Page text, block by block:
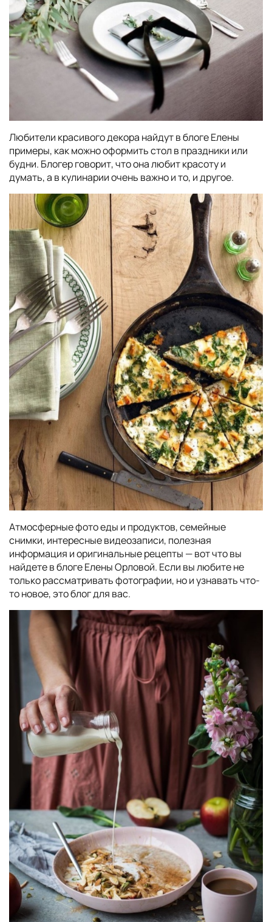
Любители красивого декора найдут в блоге Елены
примеры, как можно оформить стол в праздники или
будни. Блогер говорит, что она любит красоту и
думать, а в кулинарии очень важно и то, и другое.
Атмосферные фото еды и продуктов, семейные
снимки, интересные видеозаписи, полезная
информация и оригинальные рецепты — вот что вы
найдете в блоге Елены Орловой. Если вы любите не
только рассматривать фотографии, но и узнавать что-
то новое, это блог для вас.